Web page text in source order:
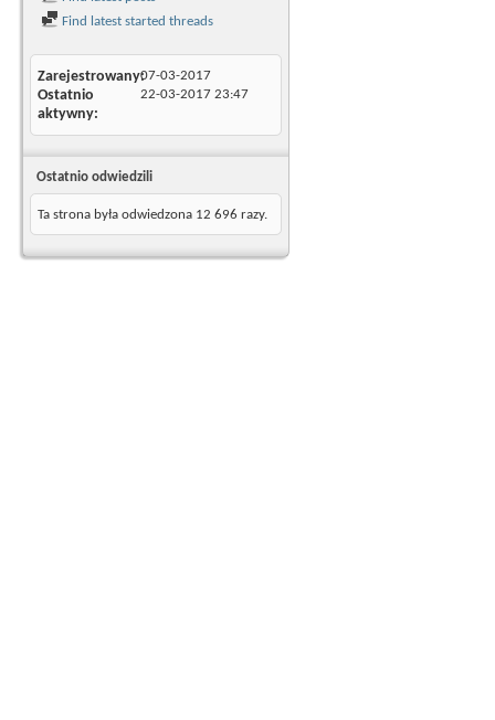
Find latest started threads
Zarejestrowany07-03-2017
Ostatnio
aktywny
22-03-2017 23:47
Ostatnio odwiedzili
Ta strona była odwiedzona 12 696 razy.